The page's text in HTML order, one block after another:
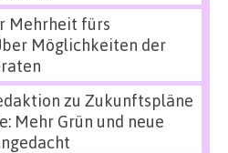
Mehrheit fürs
Möglichkeiten der
zu Zukunftspläne
Mehr Grün und neue